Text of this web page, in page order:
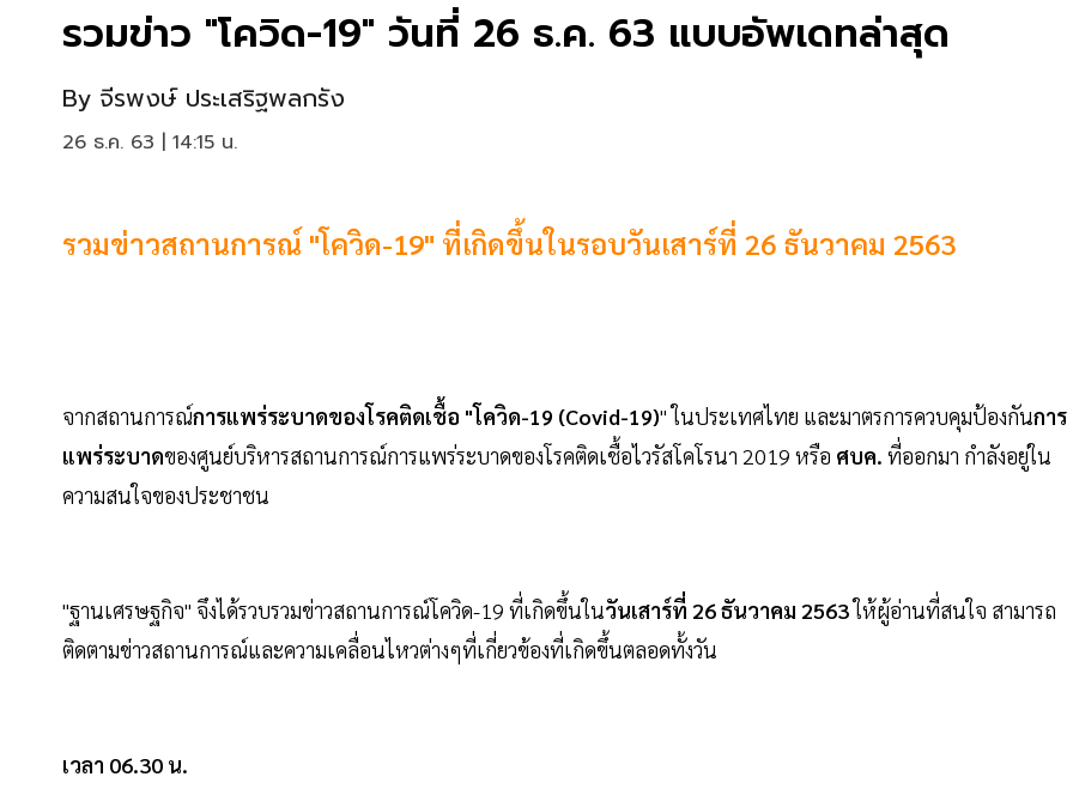
รวมข่าว "โควิด-19" วันที่ 26 ธ.ค. 63 แบบอัพเดทล่าสุด
By จีรพงษ์ ประเสริฐพลกรัง
26 ธ.ค. 63 | 14:15 น.
รวมข่าวสถานการณ์ "โควิด-19" ที่เกิดขึ้นในรอบวันเสาร์ที่ 26 ธันวาคม 2563
จากสถานการณ์การแพร่ระบาดของโรคติดเชื้อ "โควิด-19 (Covid-19)" ในประเทศไทย และมาตรการควบคุมป้องกันการ
แพร่ระบาดของศูนย์บริหารสถานการณ์การแพร่ระบาดของโรคติดเชื้อไวรัสโคโรนา 2019 หรือ ศบค. ที่ออกมา กำลังอยู่ใน
ความสนใจของประชาชน
"ฐานเศรษฐกิจ" จึงได้รวบรวมข่าวสถานการณ์โควิด-19 ที่เกิดขึ้นในวันเสาร์ที่ 26 ธันวาคม 2563ให้ผู้อ่านที่สนใจ สามารถ
ติดตามข่าวสถานการณ์และความเคลื่อนไหวต่างๆที่เกี่ยวข้องที่เกิดขึ้นตลอดทั้งวัน
เวลา 06.30 น.